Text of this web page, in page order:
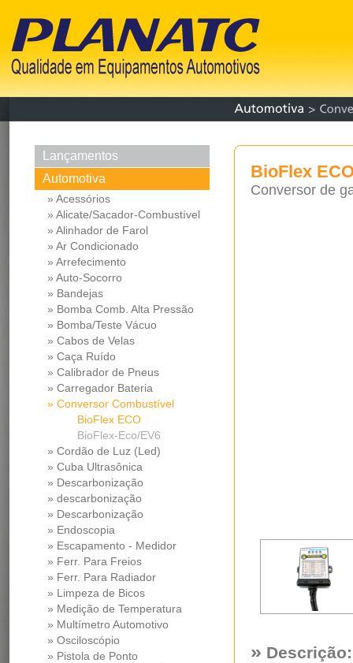
Lançamentos
Automotiva
» Acessórios
» Alicate/Sacador-Combustível
» Alinhador de Farol
» Ar Condicionado
» Arrefecimento
» Auto-Socorro
» Bandejas
» Bomba Comb. Alta Pressão
» Bomba/Teste Vácuo
» Cabos de Velas
» Caça Ruído
» Calibrador de Pneus
» Carregador Bateria
» Conversor Combustível
BioFlex ECO
BioFlex-Eco/EV6
» Cordão de Luz (Led)
» Cuba Ultrasônica
» Descarbonização
» descarbonização
» Descarbonização
» Endoscopia
» Escapamento - Medidor
Pressao Diferencial
» Ferr. Para Freios
» Ferr. Para Radiador
» Limpeza de Bicos
» Medição de Temperatura
» Multímetro Automotivo
» Osciloscópio
» Pistola de Ponto
BioFlex
Conversor de
» Descrição: